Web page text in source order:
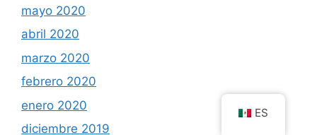
mayo 2020
abril 2020
marzo 2020
febrero 2020
enero 2020
diciembre 2019
ES